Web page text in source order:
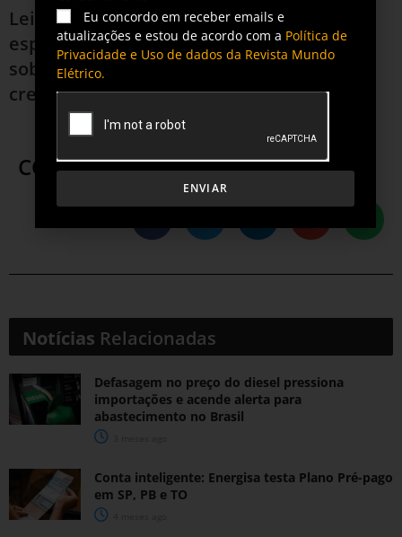
Leia tambémMercado livre de energia:
especialista esclarece mitos e verdades
sobre o ambiente de negócio que vem
crescendo
COMPARTILHE ESTA POSTAGEM
Notícias Relacionadas
Defasagem no preço do diesel pressiona
importações e acende alerta para
abastecimento no Brasil
Conta inteligente: Energisa testa Plano Pré-pago
em SP, PB e TO
Eu concordo em receber emails e
atualizações e estou de acordo com a Política de
Privacidade e Uso de dados da Revista Mundo
Elétrico.
ENVIAR